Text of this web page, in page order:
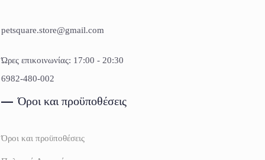
petsquare.store@gmail.com
Ώρες επικοινωνίας: 17:00 - 20:30
6982-480-002
Όροι και προϋποθέσεις
Όροι και προϋποθέσεις